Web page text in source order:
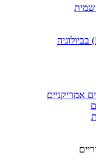
שמית
תואר ראשון דו - חוגי (B.Sc) בביולוגיה
אמריקניים